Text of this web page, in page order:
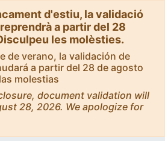
d'estiu, la validació
a partir del 28
les molèsties.
de verano, la validación de
a partir del 28 de agosto
molestias
document validation will
28, 2026. We apologize for